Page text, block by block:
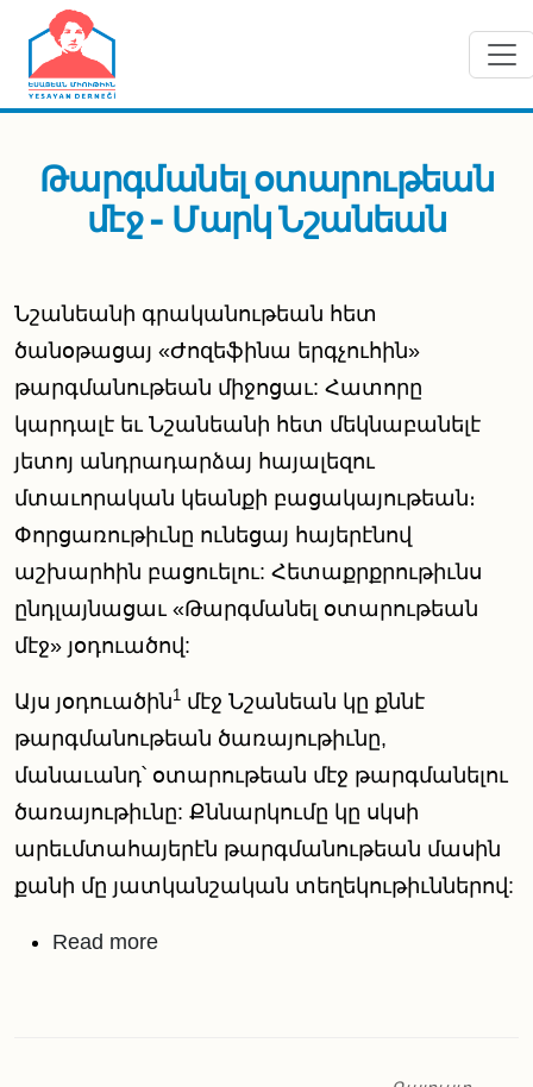
Skip to main content
Թարգմանել օտարութեան
մէջ - Մարկ Նշանեան
Նշանեանի գրականութեան հետ
ծանօթացայ «Ժոզեֆինա երգչուհին»
թարգմանութեան միջոցաւ: Հատորը
կարդալէ եւ Նշանեանի հետ մեկնաբանելէ
յետոյ անդրադարձայ հայալեզու
մտաւորական կեանքի բացակայութեան։
Փորցառութիւնը ունեցայ հայերէնով
աշխարհին բացուելու: Հետաքրքրութիւնս
ընդլայնացաւ «Թարգմանել օտարութեան
մէջ» յօդուածով:
Այս յօդուածին1 մէջ Նշանեան կը քննէ
թարգմանութեան ծառայութիւնը,
մանաւանդ՝ օտարութեան մէջ թարգմանելու
ծառայութիւնը: Քննարկումը կը սկսի
արեւմտահայերէն թարգմանութեան մասին
քանի մը յատկանշական տեղեկութիւններով:
Read moreabout Թարգմանել օտարութեան